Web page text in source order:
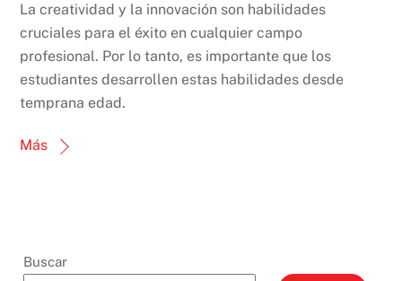
La creatividad y la innovación son habilidades
cruciales para el éxito en cualquier campo
profesional. Por lo tanto, es importante que los
estudiantes desarrollen estas habilidades desde
temprana edad.
Más
Buscar